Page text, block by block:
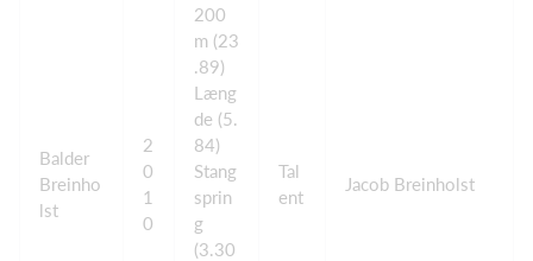
Balder
Breinho
lst
2
0
1
0
200
m (23
.89)
Læng
de (5.
84)
Stang
sprin
g
(3.30
Tal
ent
Jacob Breinholst